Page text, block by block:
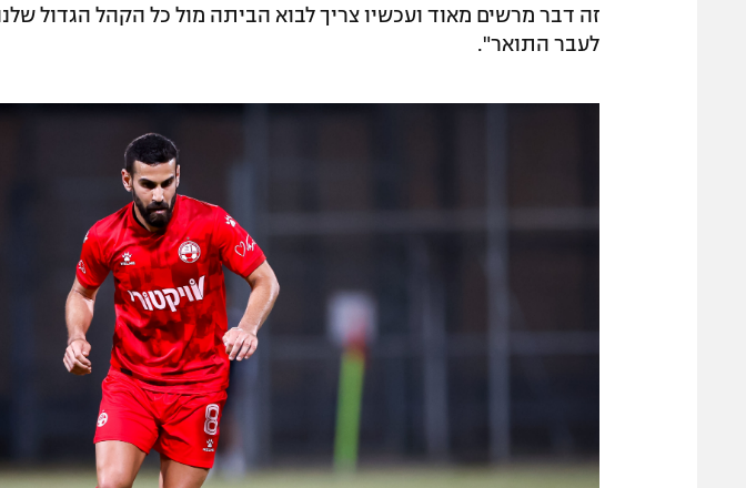
זה דבר מרשים מאוד ועכשיו צריך לבוא הביתה מול כל הקהל הגדול
לעבר התואר".